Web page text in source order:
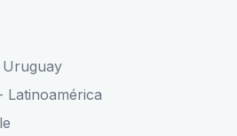
Latinoamérica